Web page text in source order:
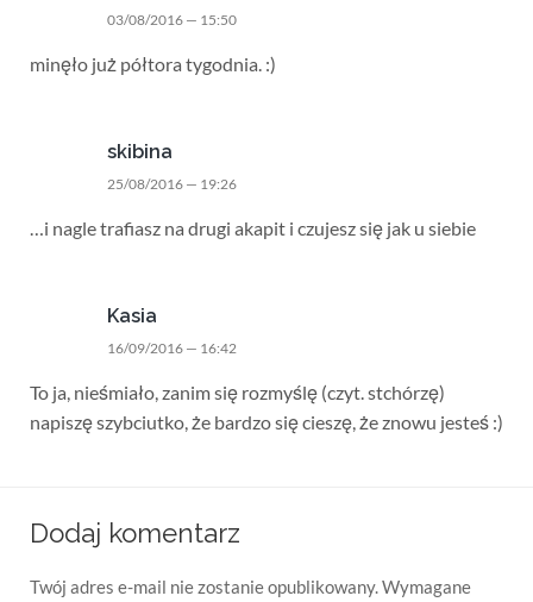
03/08/2016 — 15:50
minęło już półtora tygodnia. :)
skibina
25/08/2016 — 19:26
…i nagle trafiasz na drugi akapit i czujesz się jak u siebie
Kasia
16/09/2016 — 16:42
To ja, nieśmiało, zanim się rozmyślę (czyt. stchórzę)
napiszę szybciutko, że bardzo się cieszę, że znowu jesteś :)
Dodaj komentarz
Twój adres e-mail nie zostanie opublikowany. Wymagane